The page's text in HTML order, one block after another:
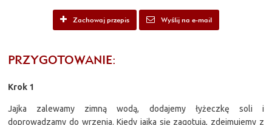
Zachowaj przepis Wyślij na e-mail
PRZYGOTOWANIE:
Krok 1
Jajka zalewamy zimną wodą, dodajemy łyżeczkę soli i
doprowadzamy do wrzenia. Kiedy jajka się zagotują, zdejmujemy z